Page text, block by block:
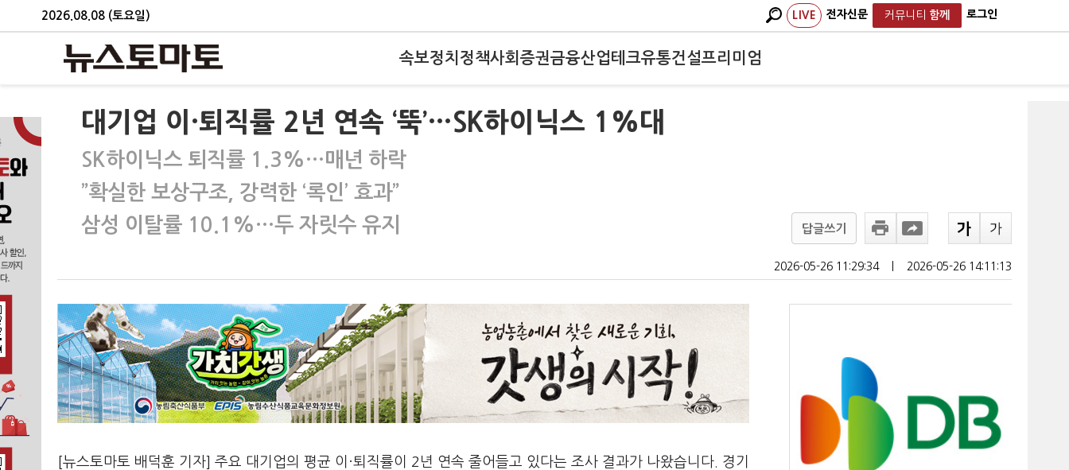
2026.08.08 (토요일) LIVE 전자신문 커뮤니티 함께 로그인
속보정치 정책사회 증권금융산업테크유통건설프리미엄
대기업 이·퇴직률 2년 연속 ‘뚝’…SK하이닉스 1%대
SK하이닉스 퇴직률 1.3%…매년 하락
”확실한 보상구조, 강력한 ‘록인’ 효과”
삼성 이탈률 10.1%…두 자릿수 유지
답글쓰기
2026-05-26 11:29:34 2026-05-26 14:11:13
[뉴스토마토 배덕훈 기자] 주요 대기업의 평균 이·퇴직률이 2 년 연속 줄어들고 있다는 조사 결과가 나왔습니다
경기